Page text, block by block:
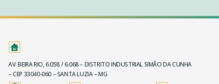
AV. BEIRA RIO, 6.058 / 6.068 – DISTRITO INDUSTRIAL SIMÃO DA CUNHA
– CEP 33040-060 – SANTA LUZIA – MG